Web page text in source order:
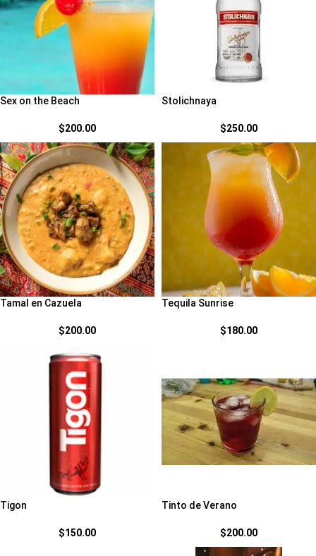
Sex on the Beach
$200.00
Stolichnaya
$250.00
Tamal en Cazuela
$200.00
Tequila Sunrise
$180.00
Tigon
$150.00
Tinto de Verano
$200.00